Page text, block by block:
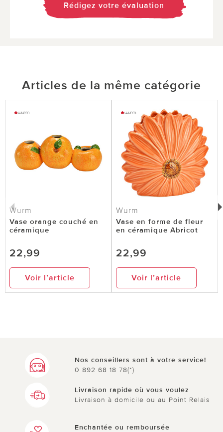
Rédigez votre évaluation
Articles de la même catégorie
Wurm
Vase orange couché en
céramique
22,99
Voir l’article
Wurm
Vase en forme de fleur
en céramique Abricot
22,99
Voir l’article
Nos conseillers sont à votre service!
0 892 68 18 78(*)
Livraison rapide où vous voulez
Livraison à domicile ou au Point Relais
Enchantée ou remboursée